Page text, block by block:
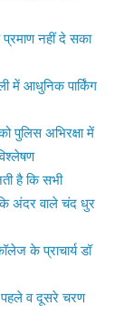
प्रमाण नहीं दे सका
में आधुनिक पार्किंग
पुलिस अभिरक्षा में
है कि सभी
अंदर वाले चंद धुर
के प्राचार्य डॉ
व दूसरे चरण